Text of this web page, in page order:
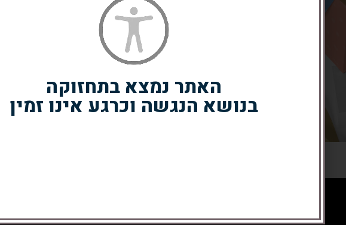
האתר נמצא בתחזוקה
בנושא הנגשה וכרגע אינו זמין